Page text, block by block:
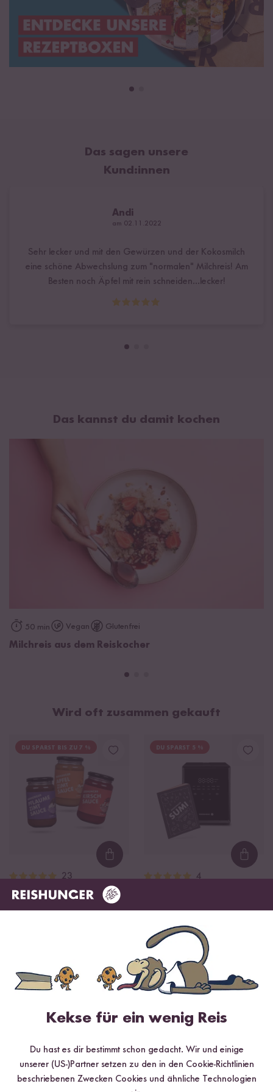
Das sagen unsere
Kund:innen
Andi
am 02.11.2022
Sehr lecker und mit den Gewürzen und der Kokosmilch
eine schöne Abwechslung zum "normalen" Milchreis! Am
Besten noch Äpfel mit rein schneiden...lecker!
Das kannst du damit kochen
50 min Vegan Glutenfrei
Milchreis aus dem Reiskocher
Wird oft zusammen gekauft
DU SPARST BIS ZU 7 %
Loading...
23
Süße Bio Saucen
Probier Set
DU SPARST 5 %
4
Reiskocher
ab 189,99 €
Das sagen unsere Kund:innen
32 Bewertungen 4 Fragen
Kekse für ein wenig Reis
Du hast es dir bestimmt schon gedacht. Wir und einige
unserer (US-)Partner setzen zu den in den Cookie-Richtlinien
beschriebenen Zwecken Cookies und ähnliche Technologien